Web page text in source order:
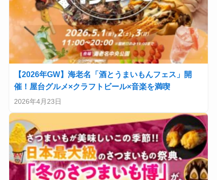
【2026年GW】海老名「酒とうまいもんフェス」開
催！屋台グルメ×クラフトビール×音楽を満喫
2026年4月23日